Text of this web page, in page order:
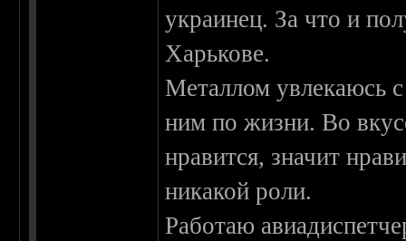
украинец. За что и
Харькове.
Металлом увлекаюсь
ним по жизни. Во
нравится, значит
никакой роли.
Работаю